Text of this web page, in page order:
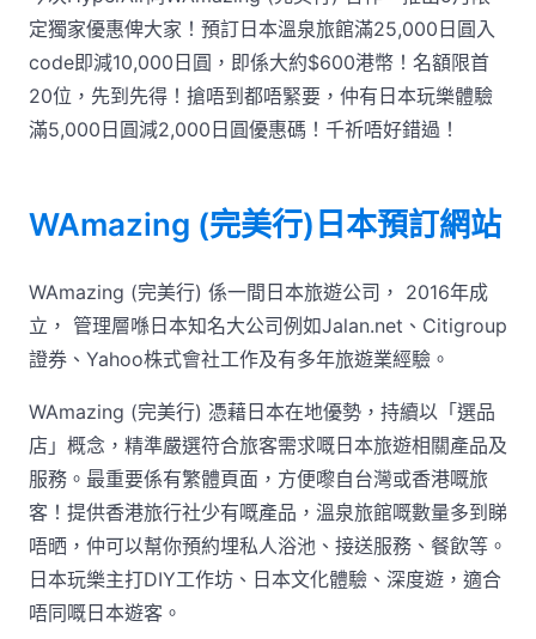
定獨家優惠俾大家！預訂日本溫泉旅館滿25,000日圓入
code即減10,000日圓，即係大約$600港幣！名額限首
20位，先到先得！搶唔到都唔緊要，仲有日本玩樂體驗
滿5,000日圓減2,000日圓優惠碼！千祈唔好錯過！
WAmazing (完美行)日本預訂網站
WAmazing (完美行) 係一間日本旅遊公司， 2016年成
立， 管理層喺日本知名大公司例如Jalan.net、Citigroup
證券、Yahoo株式會社工作及有多年旅遊業經驗。
WAmazing (完美行) 憑藉日本在地優勢，持續以「選品
店」概念，精準嚴選符合旅客需求嘅日本旅遊相關產品及
服務。最重要係有繁體頁面，方便嚟自台灣或香港嘅旅
客！提供香港旅行社少有嘅產品，溫泉旅館嘅數量多到睇
唔晒，仲可以幫你預約埋私人浴池、接送服務、餐飲等。
日本玩樂主打DIY工作坊、日本文化體驗、深度遊，適合
唔同嘅日本遊客。